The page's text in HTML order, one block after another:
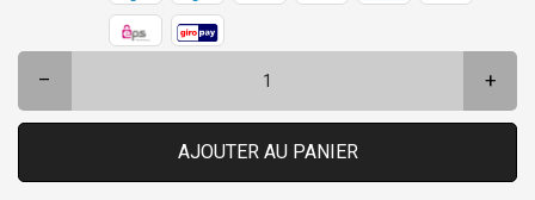
– +
AJOUTER AU PANIER